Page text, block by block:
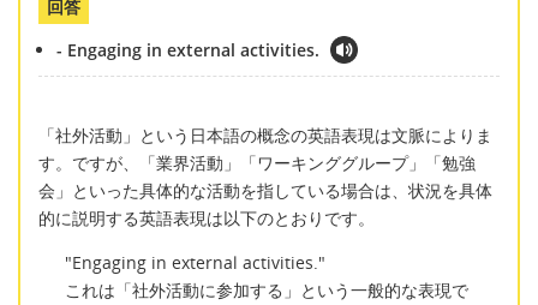
回答
- Engaging in external activities.
「社外活動」という日本語の概念の英語表現は文脈によりま
す。ですが、「業界活動」「ワーキンググループ」「勉強
会」といった具体的な活動を指している場合は、状況を具体
的に説明する英語表現は以下のとおりです。
"Engaging in external activities."
これは「社外活動に参加する」という一般的な表現で